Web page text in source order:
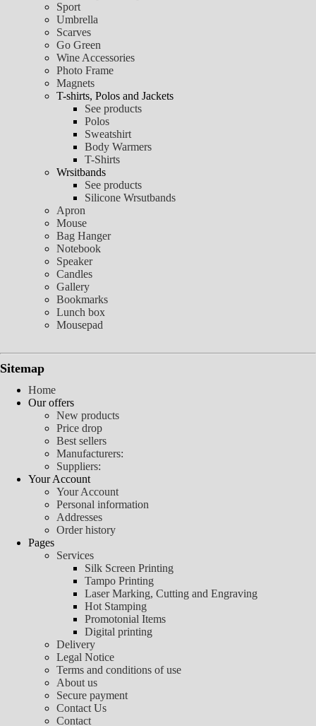
Sport
Umbrella
Scarves
Go Green
Wine Accessories
Photo Frame
Magnets
T-shirts, Polos and Jackets
See products
Polos
Sweatshirt
Body Warmers
T-Shirts
Wrsitbands
See products
Silicone Wrsutbands
Apron
Mouse
Bag Hanger
Notebook
Speaker
Candles
Gallery
Bookmarks
Lunch box
Mousepad
Sitemap
Home
Our offers
New products
Price drop
Best sellers
Manufacturers:
Suppliers:
Your Account
Your Account
Personal information
Addresses
Order history
Pages
Services
Silk Screen Printing
Tampo Printing
Laser Marking, Cutting and Engraving
Hot Stamping
Promotonial Items
Digital printing
Delivery
Legal Notice
Terms and conditions of use
About us
Secure payment
Contact Us
Contact